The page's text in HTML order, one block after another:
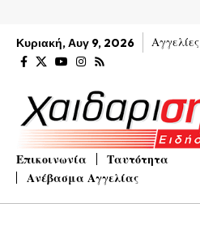
Κυριακή, Αυγ 9, 2026 Αγγελίες
Επικοινωνία
Ταυτότητα
Ανέβασμα Αγγελίας